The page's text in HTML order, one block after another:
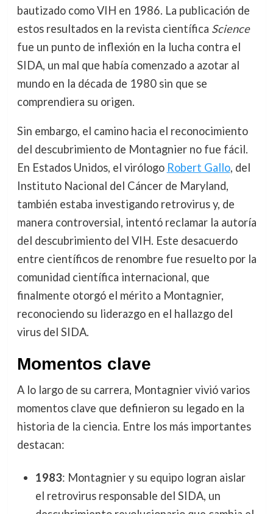
bautizado como VIH en 1986. La publicación de
estos resultados en la revista científica Science
fue un punto de inflexión en la lucha contra el
SIDA, un mal que había comenzado a azotar al
mundo en la década de 1980 sin que se
comprendiera su origen.
Sin embargo, el camino hacia el reconocimiento
del descubrimiento de Montagnier no fue fácil.
En Estados Unidos, el virólogo Robert Gallo, del
Instituto Nacional del Cáncer de Maryland,
también estaba investigando retrovirus y, de
manera controversial, intentó reclamar la autoría
del descubrimiento del VIH. Este desacuerdo
entre científicos de renombre fue resuelto por la
comunidad científica internacional, que
finalmente otorgó el mérito a Montagnier,
reconociendo su liderazgo en el hallazgo del
virus del SIDA.
Momentos clave
A lo largo de su carrera, Montagnier vivió varios
momentos clave que definieron su legado en la
historia de la ciencia. Entre los más importantes
destacan:
1983: Montagnier y su equipo logran aislar
el retrovirus responsable del SIDA, un